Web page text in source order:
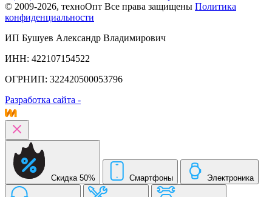
© 2009-2026, техноОпт Все права защищены Политика
конфиденциальности
ИП Бушуев Александр Владимирович
ИНН: 422107154522
ОГРНИП: 322420500053796
Разработка сайта -
Скидка 50% Смартфоны Электроника